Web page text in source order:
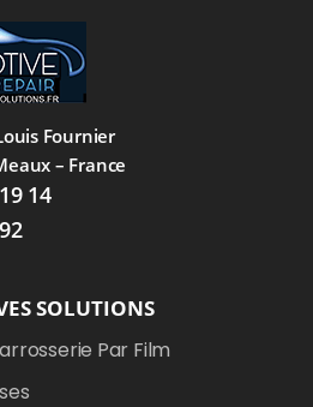
Fournier
– France
14
SOLUTIONS
Par Film